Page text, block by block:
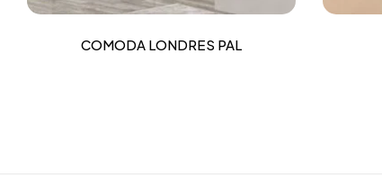
COMODA LONDRES PAL